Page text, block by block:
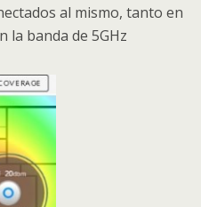
al mismo, tanto en
la banda de 5GHz